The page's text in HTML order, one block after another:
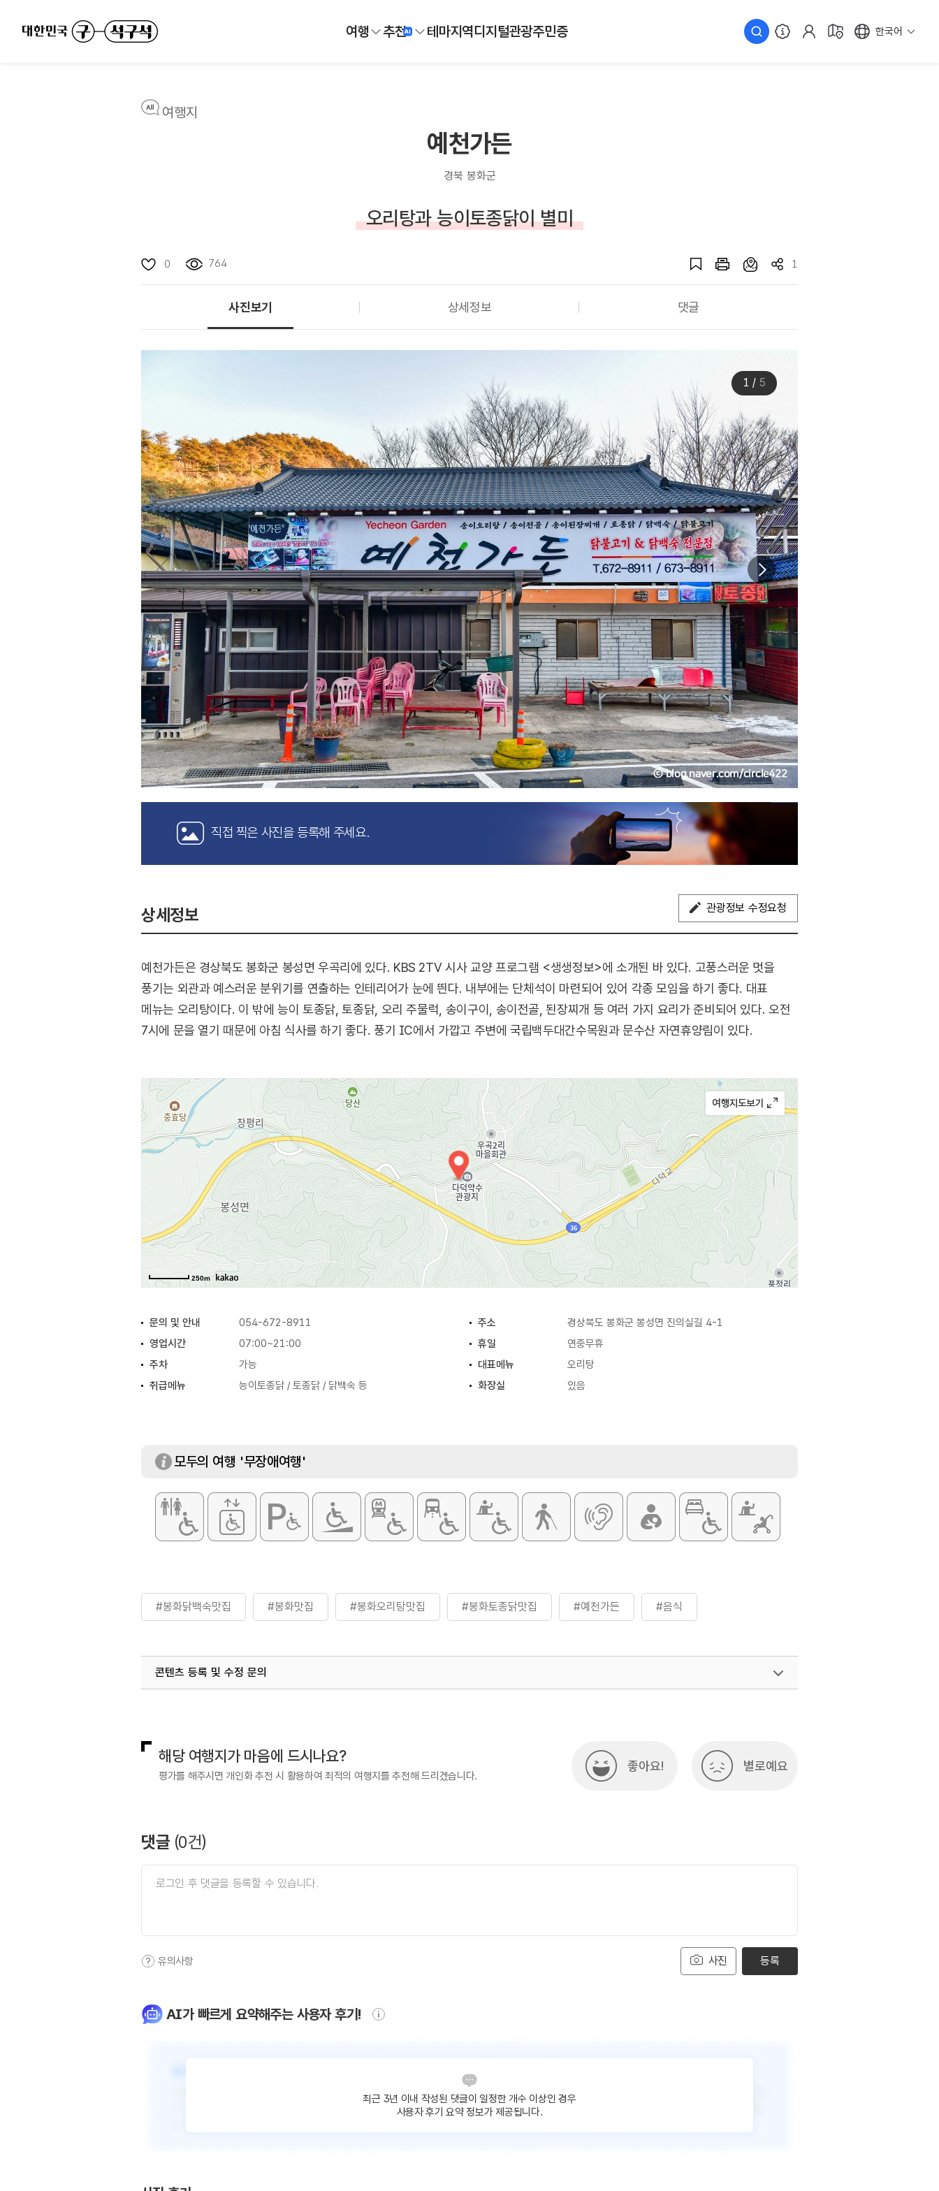
여행 추천 테마지역디지털관광주민증 한국어
여행지
예천가든
경북 봉화군
오리탕과 능이토종닭이 별미
0 764 1
사진보기 상세정보 댓글
1 / 5
직접 찍은 사진을 등록해 주세요.
상세정보 관광정보 수정요청
예천가든은 경상북도 봉화군 봉성면 우곡리에 있다. KBS 2TV 시사 교양 프로그램 <생생정보>에 소개된 바 있다. 고풍스러운 멋을
풍기는 외관과 예스러운 분위기를 연출하는 인테리어가 눈에 띈다. 내부에는 단체석이 마련되어 있어 각종 모임을 하기 좋다. 대표
메뉴는 오리탕이다. 이 밖에 능이 토종닭, 토종닭, 오리 주물럭, 송이구이, 송이전골, 된장찌개 등 여러 가지 요리가 준비되어 있다. 오전
7시에 문을 열기 때문에 아침 식사를 하기 좋다. 풍기 IC에서 가깝고 주변에 국립백두대간수목원과 문수산 자연휴양림이 있다.
250m
문의 및 안내 054-672-8911 주소
경상북도 봉화군 봉성면 진의실길 4-1
영업시간
07:00~21:00 휴일
연중무휴
주차
가능 대표메뉴
오리탕
취급메뉴
능이토종닭 / 토종닭 / 닭백숙 등 화장실 있음
모두의 여행 '무장애여행'
#봉화닭백숙맛집 #봉화맛집 #봉화오리탕맛집 #봉화토종닭맛집 #예천가든 #음식
콘텐츠 등록 및 수정 문의
해당 여행지가 마음에 드시나요?
평가를 해주시면 개인화 추천 시 활용하여 최적의 여행지를 추천해 드리겠습니다.
좋아요! 별로예요
댓글 (0건)
사진
유의사항 등록
AI가 빠르게 요약해주는 사용자 후기!
최근 3년 이내 작성된 댓글이 일정한 개수 이상인 경우
사용자 후기 요약 정보가 제공됩니다.